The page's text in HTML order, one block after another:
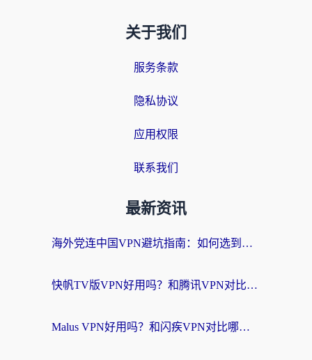
关于我们
服务条款
隐私协议
应用权限
联系我们
最新资讯
海外党连中国VPN避坑指南：如何选到真正能无缝刷国内资源的加速器？
快帆TV版VPN好用吗？和腾讯VPN对比哪个回国效果更好？海外党必看的真实体验指南
Malus VPN好用吗？和闪疾VPN对比哪个回国效果更好？海外华人的实用避坑指南